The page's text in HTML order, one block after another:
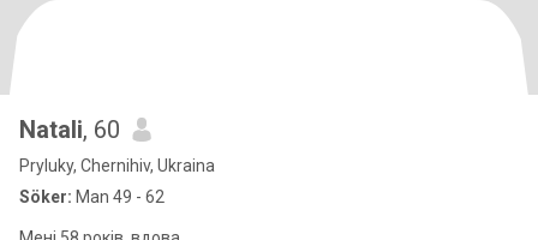
Natali, 60
Pryluky, Chernihiv, Ukraina
Söker: Man 49 - 62